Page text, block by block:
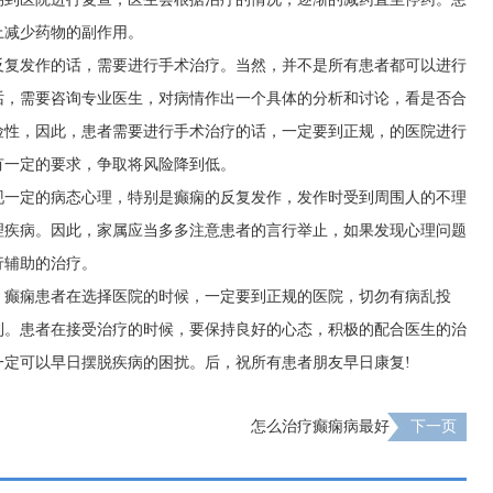
少药物的副作用。
发作的话，需要进行手术治疗。当然，并不是所有患者都可以进行
需要咨询专业医生，对病情作出一个具体的分析和讨论，看是否合
，因此，患者需要进行手术治疗的话，一定要到正规，的医院进行
定的要求，争取将风险降到低。
定的病态心理，特别是癫痫的反复发作，发作时受到周围人的不理
病。因此，家属应当多多注意患者的言行举止，如果发现心理问题
助的治疗。
痫患者在选择医院的时候，一定要到正规的医院，切勿有病乱投
患者在接受治疗的时候，要保持良好的心态，积极的配合医生的治
可以早日摆脱疾病的困扰。后，祝所有患者朋友早日康复!
怎么治疗癫痫病最好 下一页